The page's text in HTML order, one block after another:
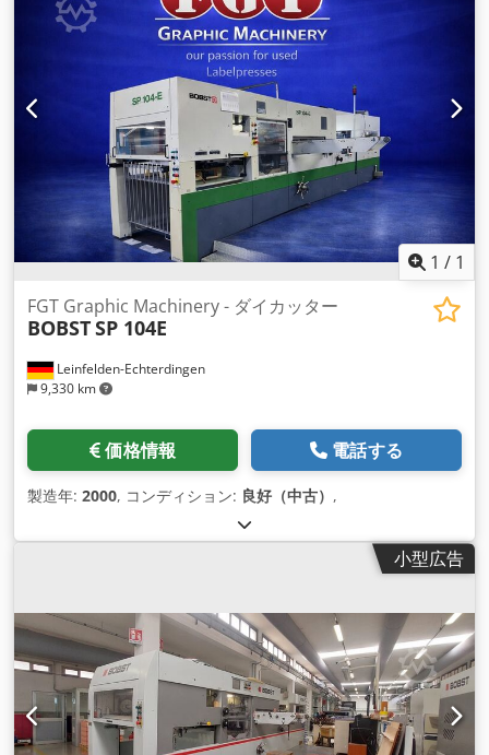
1 / 1
Leinfelden-Echterdingen
9,330 km
FGT Graphic Machinery - ダイカッター
BOBSTSP 104E
価格情報 電話する
製造年: 2000, コンディション: 良好（中古） ,
小型広告